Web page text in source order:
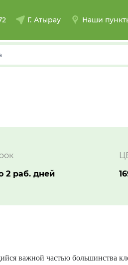
Г. Атырау Наши
2 раб. дней
важной частью большинства